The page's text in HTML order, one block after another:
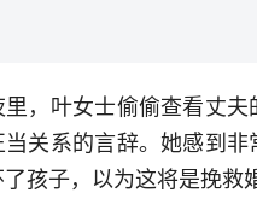
，叶女士偷偷查看丈
关系的言辞。她感到非
孩子，以为这将是挽救